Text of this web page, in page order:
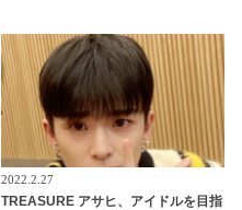
2022.2.27
TREASURE アサヒ、アイドルを目指